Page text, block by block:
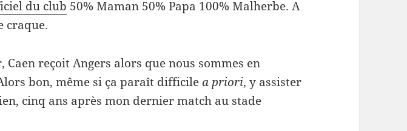
du club 50% Maman 50% Papa 100% Malherbe. A
craque.
Caen reçoit Angers alors que nous sommes en
bon, même si ça paraît difficilea priori, y assister
cinq ans après mon dernier match au stade